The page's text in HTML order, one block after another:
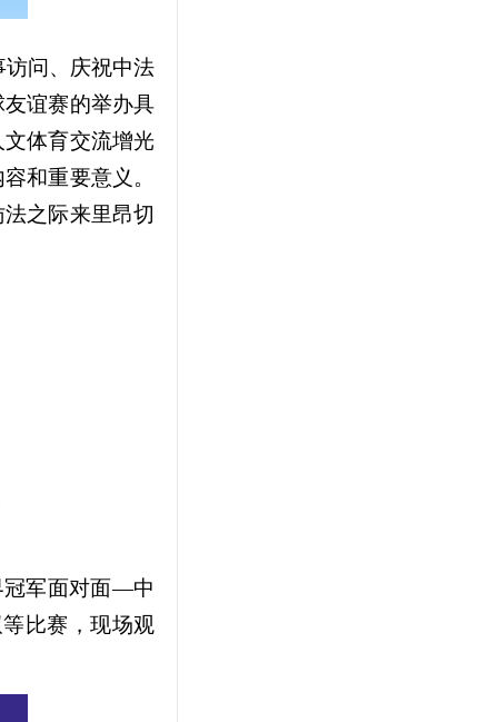
问、庆祝中法
谊赛的举办具
体育交流增光
和重要意义。
之际来里昂切
冠军面对面—中
比赛，现场观